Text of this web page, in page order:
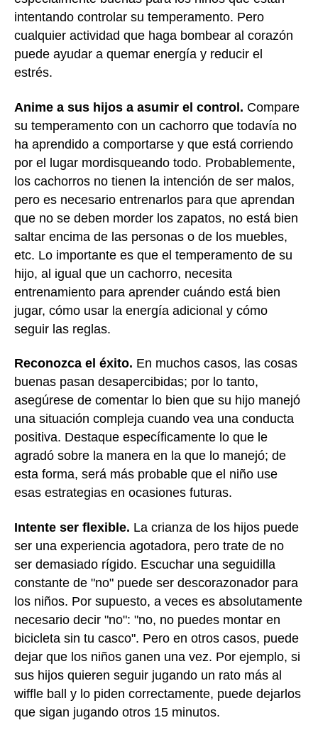
intentando controlar su temperamento. Pero
cualquier actividad que haga bombear al corazón
puede ayudar a quemar energía y reducir el
estrés.
Anime a sus hijos a asumir el control. Compare
su temperamento con un cachorro que todavía no
ha aprendido a comportarse y que está corriendo
por el lugar mordisqueando todo. Probablemente,
los cachorros no tienen la intención de ser malos,
pero es necesario entrenarlos para que aprendan
que no se deben morder los zapatos, no está bien
saltar encima de las personas o de los muebles,
etc. Lo importante es que el temperamento de su
hijo, al igual que un cachorro, necesita
entrenamiento para aprender cuándo está bien
jugar, cómo usar la energía adicional y cómo
seguir las reglas.
Reconozca el éxito. En muchos casos, las cosas
buenas pasan desapercibidas; por lo tanto,
asegúrese de comentar lo bien que su hijo manejó
una situación compleja cuando vea una conducta
positiva. Destaque específicamente lo que le
agradó sobre la manera en la que lo manejó; de
esta forma, será más probable que el niño use
esas estrategias en ocasiones futuras.
Intente ser flexible. La crianza de los hijos puede
ser una experiencia agotadora, pero trate de no
ser demasiado rígido. Escuchar una seguidilla
constante de "no" puede ser descorazonador para
los niños. Por supuesto, a veces es absolutamente
necesario decir "no": "no, no puedes montar en
bicicleta sin tu casco". Pero en otros casos, puede
dejar que los niños ganen una vez. Por ejemplo, si
sus hijos quieren seguir jugando un rato más al
wiffle ball y lo piden correctamente, puede dejarlos
que sigan jugando otros 15 minutos.